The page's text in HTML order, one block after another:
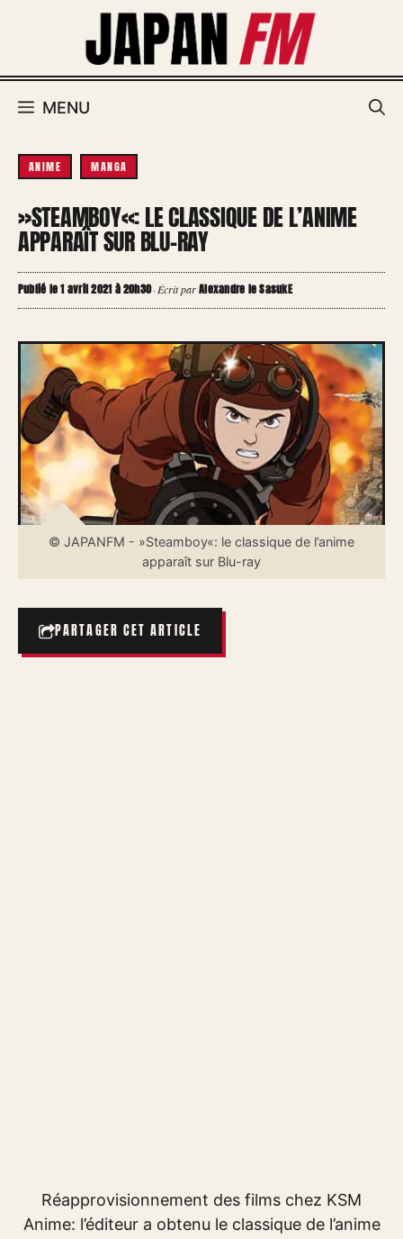
MENU
ANIME MANGA
»STEAMBOY«: LE CLASSIQUE DE L’ANIME
APPARAÎT SUR BLU-RAY
Publié le 1 avril 2021 à 20h30·Écrit parAlexandre le SasukE
© JAPANFM - »Steamboy«: le classique de l’anime
apparaît sur Blu-ray
PARTAGER CET ARTICLE
Réapprovisionnement des films chez KSM
Anime: l’éditeur a obtenu le classique de l’anime